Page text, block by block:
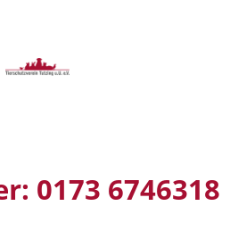
0173 6746318